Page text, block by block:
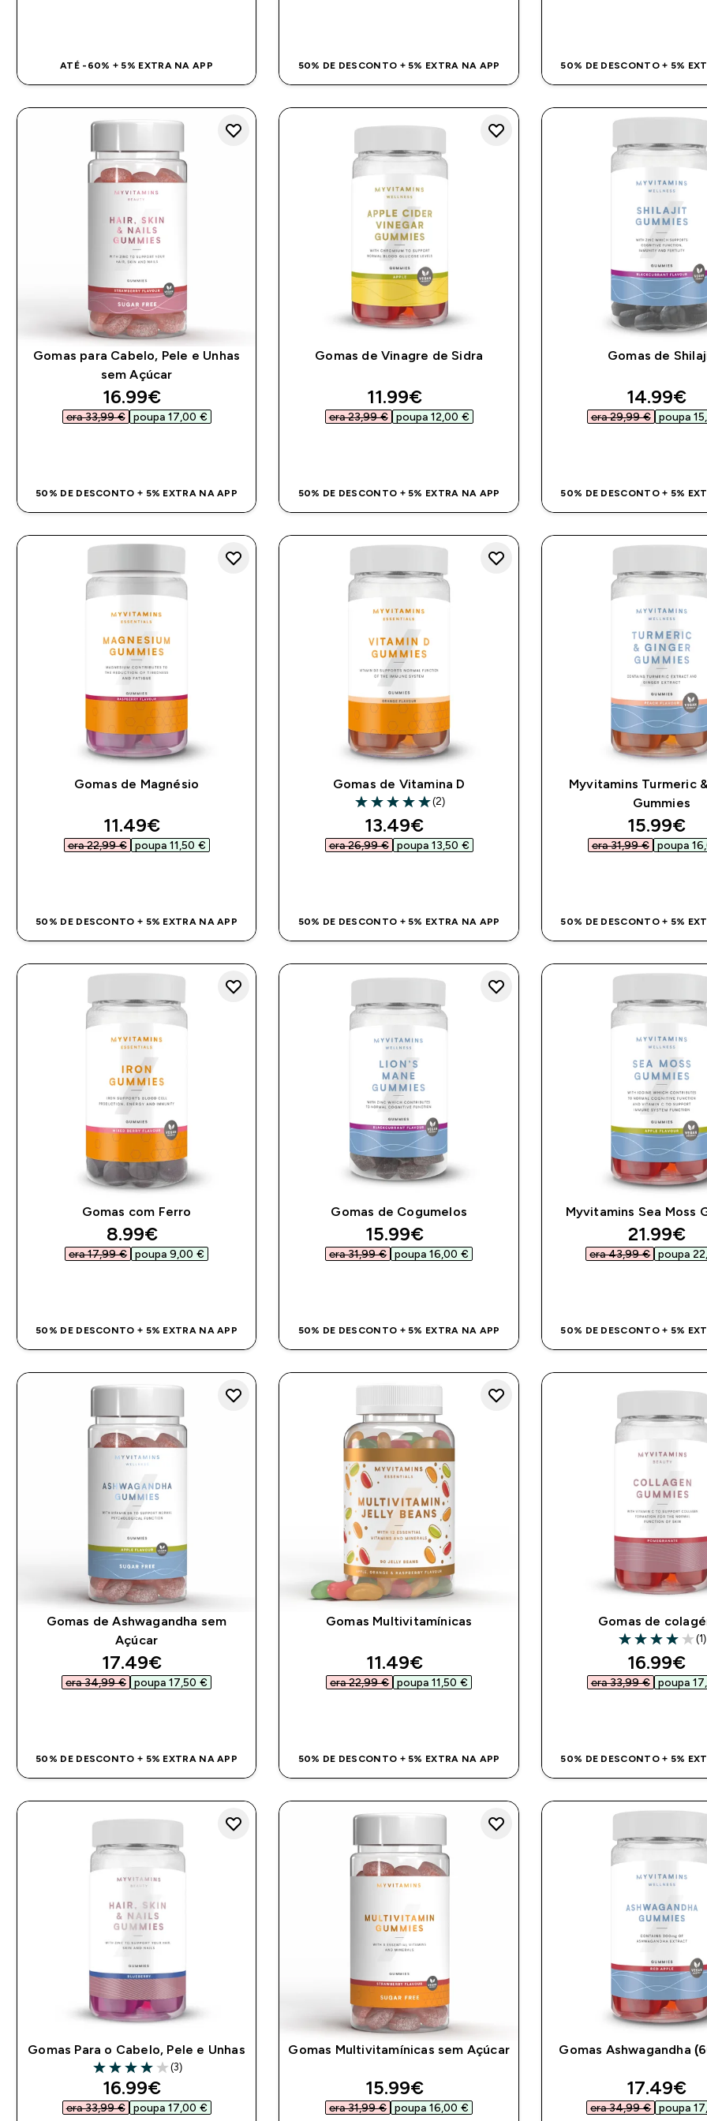
ATÉ -60% + 5% EXTRA NA APP 50% DE DESCONTO + 5% EXTRA NA APP 50% DE DESCONTO + 5%
Gomas para Cabelo, Pele e Unhas
sem Açúcar
discounted price
16.99€‎
era 33,99 €‎ poupa 17,00 €‎
50% DE DESCONTO + 5% EXTRA NA APP
Gomas de Vinagre de Sidra
discounted price
11.99€‎
era 23,99 €‎ poupa 12,00 €‎
50% DE DESCONTO + 5% EXTRA NA APP
Gomas de
14.99€‎
era 29,99 €‎ poupa
50% DE DESCONTO + 5%
Gomas de Magnésio
discounted price
11.49€‎
era 22,99 €‎ poupa 11,50 €‎
50% DE DESCONTO + 5% EXTRA NA APP
Gomas de Vitamina D
5 out of 5 stars
(2)
discounted price
13.49€‎
era 26,99 €‎ poupa 13,50 €‎
50% DE DESCONTO + 5% EXTRA NA APP
Myvitamins Turmeric
Gummies
15.99€‎
era 31,99 €‎ poupa
50% DE DESCONTO + 5%
Gomas com Ferro
discounted price
8.99€‎
era 17,99 €‎ poupa 9,00 €‎
50% DE DESCONTO + 5% EXTRA NA APP
Gomas de Cogumelos
discounted price
15.99€‎
era 31,99 €‎ poupa 16,00 €‎
50% DE DESCONTO + 5% EXTRA NA APP
Myvitamins Sea Moss
21.99€‎
era 43,99 €‎ poupa
50% DE DESCONTO + 5%
Gomas de Ashwagandha sem
Açúcar
discounted price
17.49€‎
era 34,99 €‎ poupa 17,50 €‎
50% DE DESCONTO + 5% EXTRA NA APP
Gomas Multivitamínicas
discounted price
11.49€‎
era 22,99 €‎ poupa 11,50 €‎
50% DE DESCONTO + 5% EXTRA NA APP
Gomas de
4 out of 5 stars
(1)
16.99€‎
era 33,99 €‎ poupa
50% DE DESCONTO + 5%
Gomas Para o Cabelo, Pele e Unhas
4 out of 5 stars
(3)
discounted price
16.99€‎
era 33,99 €‎ poupa 17,00 €‎
Gomas Multivitamínicas sem Açúcar
discounted price
15.99€‎
era 31,99 €‎ poupa 16,00 €‎
Gomas Ashwagandha
17.49€‎
era 34,99 €‎ poupa